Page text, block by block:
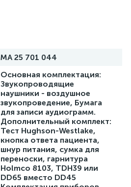
МА 25 701 044
Основная комплектация:
Звукопроводящие
наушники - воздушное
звукопроведение, Бумага
для записи аудиограмм.
Дополнительный комплект:
Тест Hughson-Westlake,
кнопка ответа пациента,
шнур питания, сумка для
переноски, гарнитура
Holmco 8103, TDH39 или
DD65 вместо DD45